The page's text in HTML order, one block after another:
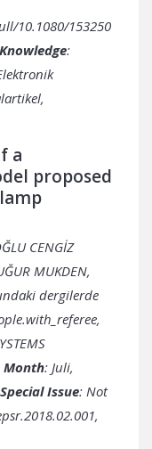
10.1080/153250
:
a
proposed
CENGİZ
MUKDEN,
dergilerde
Month: Juli,
Special Issue: Not